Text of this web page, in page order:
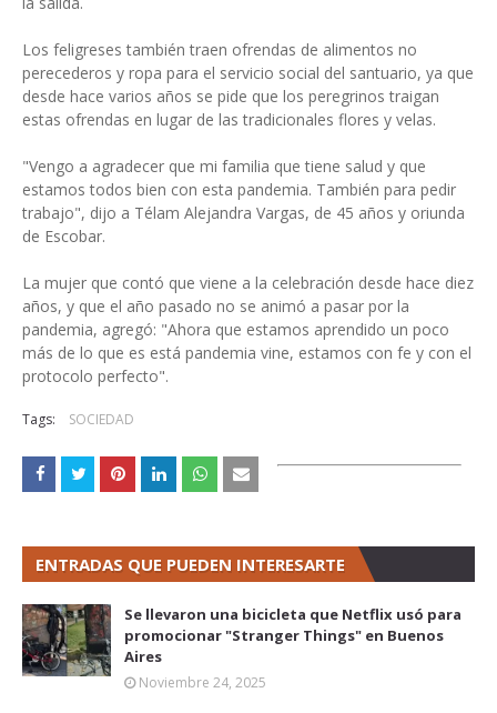
Los feligreses también traen ofrendas de alimentos no
perecederos y ropa para el servicio social del santuario, ya que
desde hace varios años se pide que los peregrinos traigan
estas ofrendas en lugar de las tradicionales flores y velas.
"Vengo a agradecer que mi familia que tiene salud y que
estamos todos bien con esta pandemia. También para pedir
trabajo", dijo a Télam Alejandra Vargas, de 45 años y oriunda
de Escobar.
La mujer que contó que viene a la celebración desde hace diez
años, y que el año pasado no se animó a pasar por la
pandemia, agregó: "Ahora que estamos aprendido un poco
más de lo que es está pandemia vine, estamos con fe y con el
protocolo perfecto".
Tags: SOCIEDAD
ENTRADAS QUE PUEDEN INTERESARTE
Se llevaron una bicicleta que Netflix usó para
promocionar "Stranger Things" en Buenos
Aires
Noviembre 24, 2025